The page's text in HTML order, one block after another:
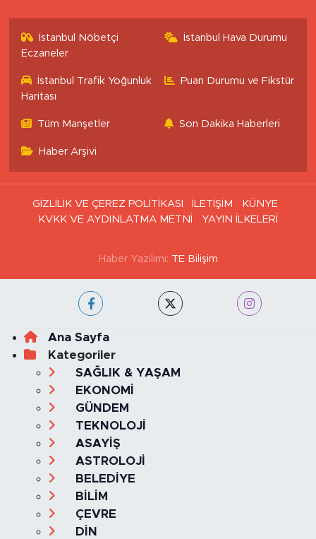
İstanbul Nöbetçi
Eczaneler
İstanbul Hava Durumu
İstanbul Trafik Yoğunluk
Haritası
Puan Durumu ve Fikstür
Tüm Manşetler Son Dakika Haberleri
Haber Arşivi
GİZLİLİK VE ÇEREZ POLİTİKASI İLETİŞİM
KÜNYE
KVKK VE AYDINLATMA METNİ
YAYIN İLKELERİ
Haber Yazılımı: TE Bilişim
Ana Sayfa
Kategoriler
SAĞLIK & YAŞAM
EKONOMİ
GÜNDEM
TEKNOLOJİ
ASAYİŞ
ASTROLOJİ
BELEDİYE
BİLİM
ÇEVRE
DİN